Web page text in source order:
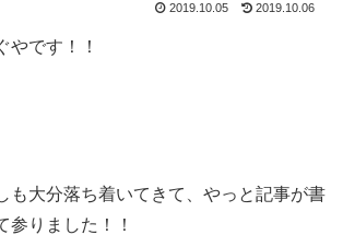
2019.10.05 2019.10.06
やです！！
も大分落ち着いてきて、やっと記事が書
参りました！！